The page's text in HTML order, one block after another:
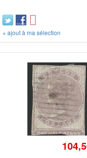
+ ajout à ma sélection